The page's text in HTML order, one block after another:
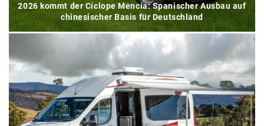
2026 kommt der Cíclope Mencía: Spanischer Ausbau auf
chinesischer Basis für Deutschland